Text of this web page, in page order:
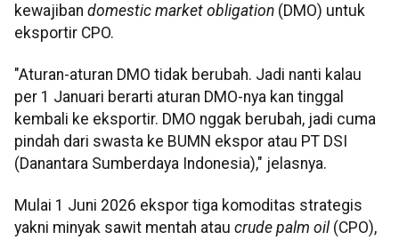
kewajiban domestic market obligation (DMO) untuk
eksportir CPO.
"Aturan-aturan DMO tidak berubah. Jadi nanti kalau
per 1 Januari berarti aturan DMO-nya kan tinggal
kembali ke eksportir. DMO nggak berubah, jadi cuma
pindah dari swasta ke BUMN ekspor atau PT DSI
(Danantara Sumberdaya Indonesia)," jelasnya.
Mulai 1 Juni 2026 ekspor tiga komoditas strategis
yakni minyak sawit mentah atau crude palm oil (CPO),